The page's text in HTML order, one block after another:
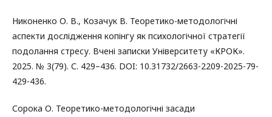
Никоненко О. В., Козачук В. Теоретико-методологічні
аспекти дослідження копінгу як психологічної стратегії
подолання стресу. Вчені записки Університету «КРОК».
2025. № 3(79). С. 429–436. DOI: 10.31732/2663-2209-2025-79-
429-436.
Сорока О. Теоретико-методологічні засади